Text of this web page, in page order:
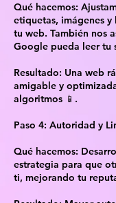
Qué hacemos:
etiquetas, imágenes
tu web. También nos
Google pueda leer tu
Resultado: Una web
amigable y
algoritmos 📱.
Paso 4: Autoridad y
Qué hacemos:
estrategia para que
ti, mejorando tu